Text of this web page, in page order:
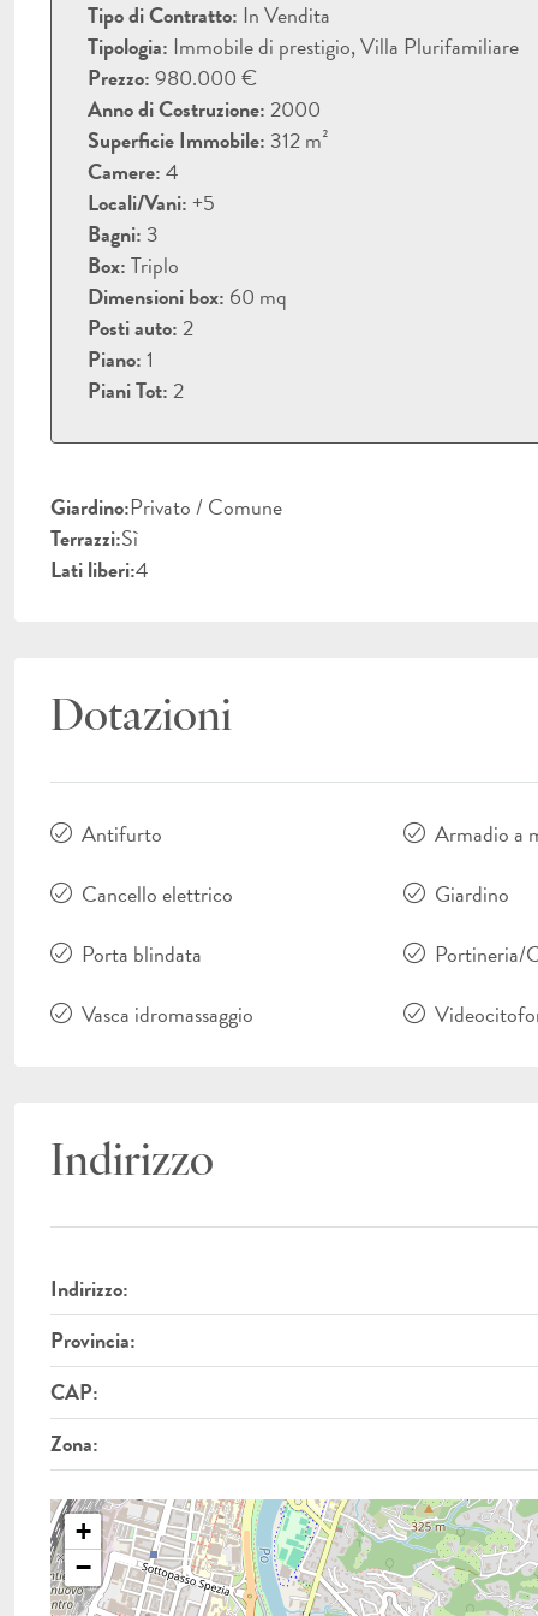
Tipo di Contratto: In Vendita
Tipologia: Immobile di prestigio, Villa Plurifamiliare
Prezzo:980.000 €
Anno di Costruzione:2000
Superficie Immobile: 312 m²
Camere:4
Locali/Vani:+5
Bagni: 3
Box:Triplo
Dimensioni box: 60 mq
Posti auto:2
Piano:1
Piani Tot:2
Giardino:Privato / Comune
Terrazzi:Sì
Lati liberi:4
Dotazioni
Antifurto
Armadio a
Cancello elettrico
Giardino
Porta blindata
Portineria/
Vasca idromassaggio
Indirizzo
Indirizzo:
Provincia:
CAP:
Zona:
+
−